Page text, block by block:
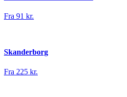
Fra 91 kr.
Skanderborg
Fra 225 kr.